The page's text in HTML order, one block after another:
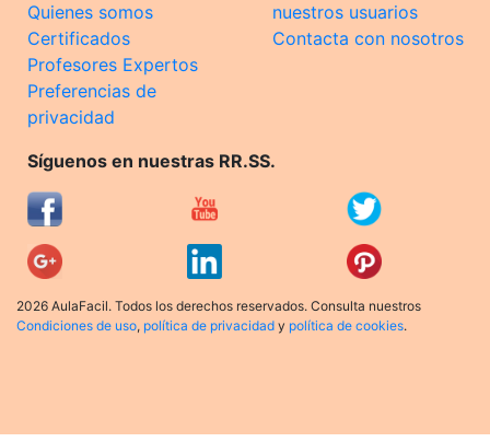
Quienes somos
Certificados
Profesores Expertos
Preferencias de
privacidad
nuestros usuarios
Contacta con nosotros
Síguenos en nuestras RR.SS.
2026 AulaFacil. Todos los derechos reservados. Consulta nuestros
Condiciones de uso, política de privacidad y política de cookies.